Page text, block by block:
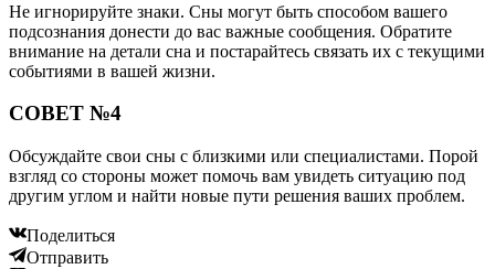
Не игнорируйте знаки. Сны могут быть способом вашего
подсознания донести до вас важные сообщения. Обратите
внимание на детали сна и постарайтесь связать их с текущими
событиями в вашей жизни.
СОВЕТ №4
Обсуждайте свои сны с близкими или специалистами. Порой
взгляд со стороны может помочь вам увидеть ситуацию под
другим углом и найти новые пути решения ваших проблем.
Поделиться
Отправить